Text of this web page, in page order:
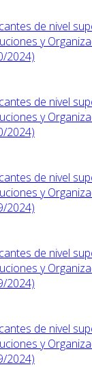
de nivel
y
2024)
de nivel
y
2024)
de nivel
y
2024)
de nivel
y
2024)
de nivel
y
2024)